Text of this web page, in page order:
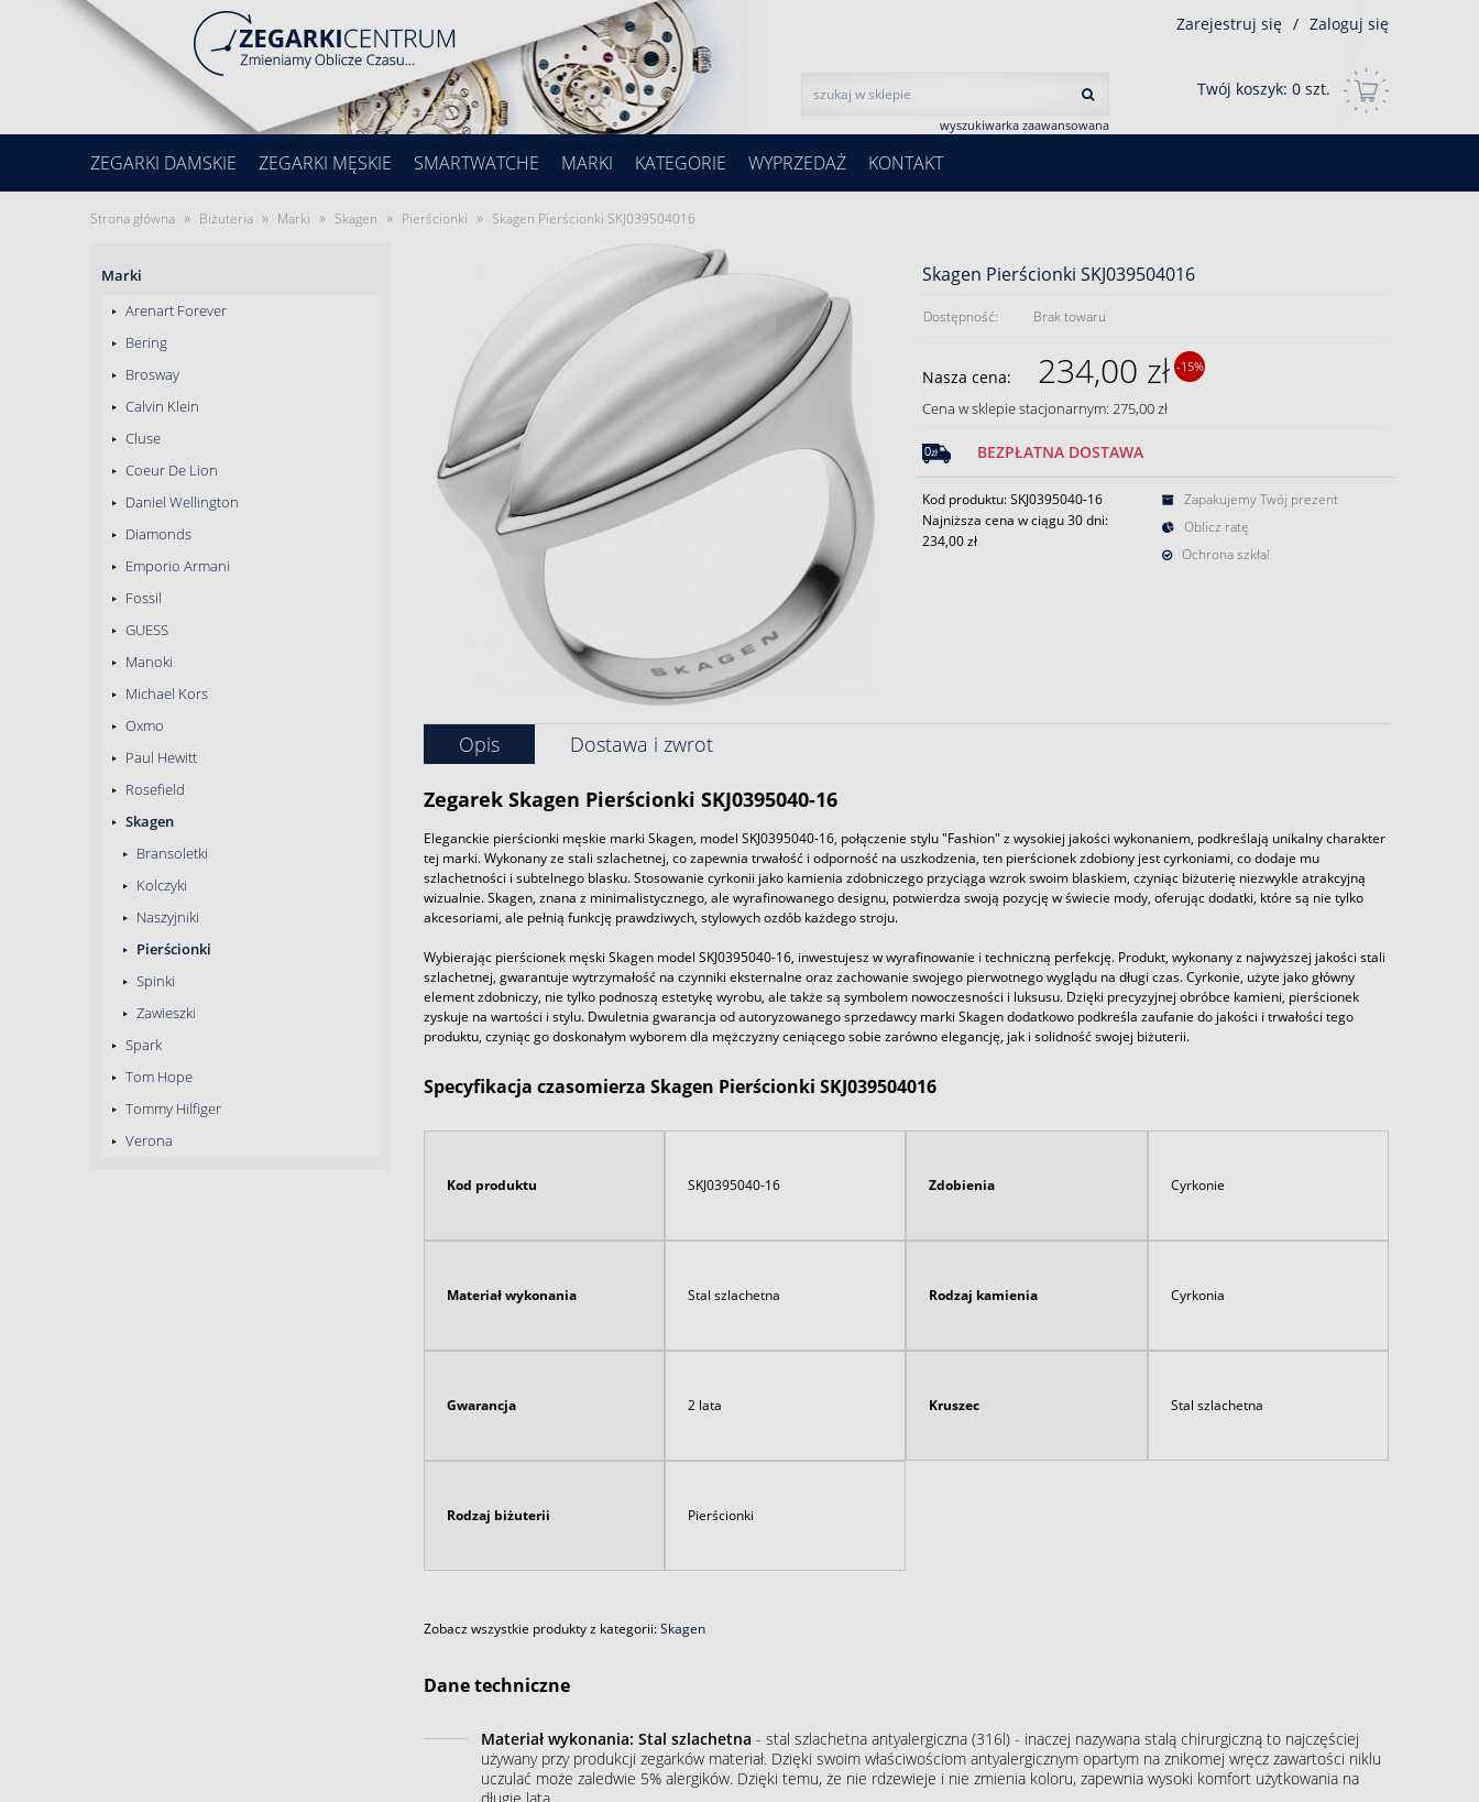
wyszukiwarka zaawansowana
Zarejestruj się / Zaloguj się
Twój koszyk: 0 szt.
ZEGARKI DAMSKIE ZEGARKI MĘSKIE SMARTWATCHE MARKI KATEGORIE WYPRZEDAŻ KONTAKT
Strona główna » Biżuteria » Marki » Skagen » Pierścionki » Skagen Pierścionki SKJ039504016
Marki
Arenart Forever
Bering
Brosway
Calvin Klein
Cluse
Coeur De Lion
Daniel Wellington
Diamonds
Emporio Armani
Fossil
GUESS
Manoki
Michael Kors
Oxmo
Paul Hewitt
Rosefield
Skagen
Bransoletki
Kolczyki
Naszyjniki
Pierścionki
Spinki
Zawieszki
Spark
Tom Hope
Tommy Hilfiger
Verona
Skagen Pierścionki SKJ039504016
Dostępność: Brak towaru
Nasza cena: 234,00 zł -15%
Cena w sklepie stacjonarnym: 275,00 zł
BEZPŁATNA DOSTAWA
Kod produktu: SKJ0395040-16
Najniższa cena w ciągu 30 dni:
234,00 zł
Zapakujemy Twój prezent
Oblicz ratę
Ochrona szkła!
Opis Dostawa i zwrot
Zegarek Skagen Pierścionki SKJ0395040-16
Eleganckie pierścionki męskie marki Skagen, model SKJ0395040-16, połączenie stylu "Fashion" z wysokiej jakości wykonaniem, podkreślają unikalny charakter
tej marki. Wykonany ze stali szlachetnej, co zapewnia trwałość i odporność na uszkodzenia, ten pierścionek zdobiony jest cyrkoniami, co dodaje mu
szlachetności i subtelnego blasku. Stosowanie cyrkonii jako kamienia zdobniczego przyciąga wzrok swoim blaskiem, czyniąc biżuterię niezwykle atrakcyjną
wizualnie. Skagen, znana z minimalistycznego, ale wyrafinowanego designu, potwierdza swoją pozycję w świecie mody, oferując dodatki, które są nie tylko
akcesoriami, ale pełnią funkcję prawdziwych, stylowych ozdób każdego stroju.
Wybierając pierścionek męski Skagen model SKJ0395040-16, inwestujesz w wyrafinowanie i techniczną perfekcję. Produkt, wykonany z najwyższej jakości stali
szlachetnej, gwarantuje wytrzymałość na czynniki eksternalne oraz zachowanie swojego pierwotnego wyglądu na długi czas. Cyrkonie, użyte jako główny
element zdobniczy, nie tylko podnoszą estetykę wyrobu, ale także są symbolem nowoczesności i luksusu. Dzięki precyzyjnej obróbce kamieni, pierścionek
zyskuje na wartości i stylu. Dwuletnia gwarancja od autoryzowanego sprzedawcy marki Skagen dodatkowo podkreśla zaufanie do jakości i trwałości tego
produktu, czyniąc go doskonałym wyborem dla mężczyzny ceniącego sobie zarówno elegancję, jak i solidność swojej biżuterii.
Specyfikacja czasomierza Skagen Pierścionki SKJ039504016
Kod produktu SKJ0395040-16 Zdobienia Cyrkonie
Materiał wykonania Stal szlachetna Rodzaj kamienia Cyrkonia
Gwarancja 2 lata Kruszec Stal szlachetna
Rodzaj biżuterii Pierścionki
Zobacz wszystkie produkty z kategorii:Skagen
Dane techniczne
Materiał wykonania: Stal szlachetna - stal szlachetna antyalergiczna (316l) - inaczej nazywana stalą chirurgiczną to najczęściej
używany przy produkcji zegarków materiał. Dzięki swoim właściwościom antyalergicznym opartym na znikomej wręcz zawartości niklu
uczulać może zaledwie 5% alergików. Dzięki temu, że nie rdzewieje i nie zmienia koloru, zapewnia wysoki komfort użytkowania na